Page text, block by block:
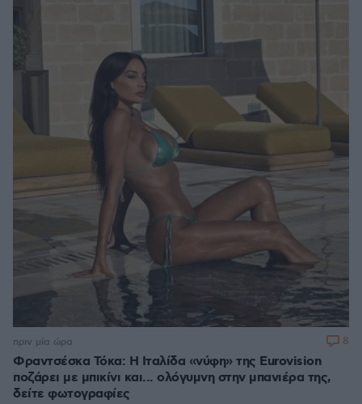
Φραντσέσκα Τόκα: Η Ιταλίδα «νύφη» της Eurovision
ποζάρει με μπικίνι και... ολόγυμνη στην μπανιέρα της,
δείτε φωτογραφίες
πριν μία ώρα 8